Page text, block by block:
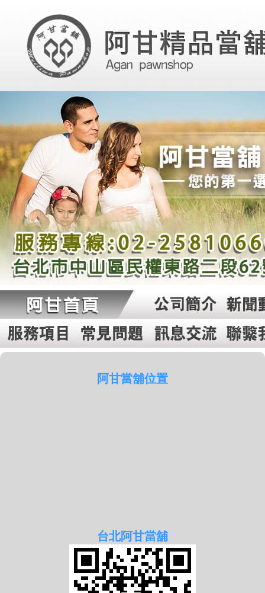
阿甘當舖位置
台北阿甘當舖